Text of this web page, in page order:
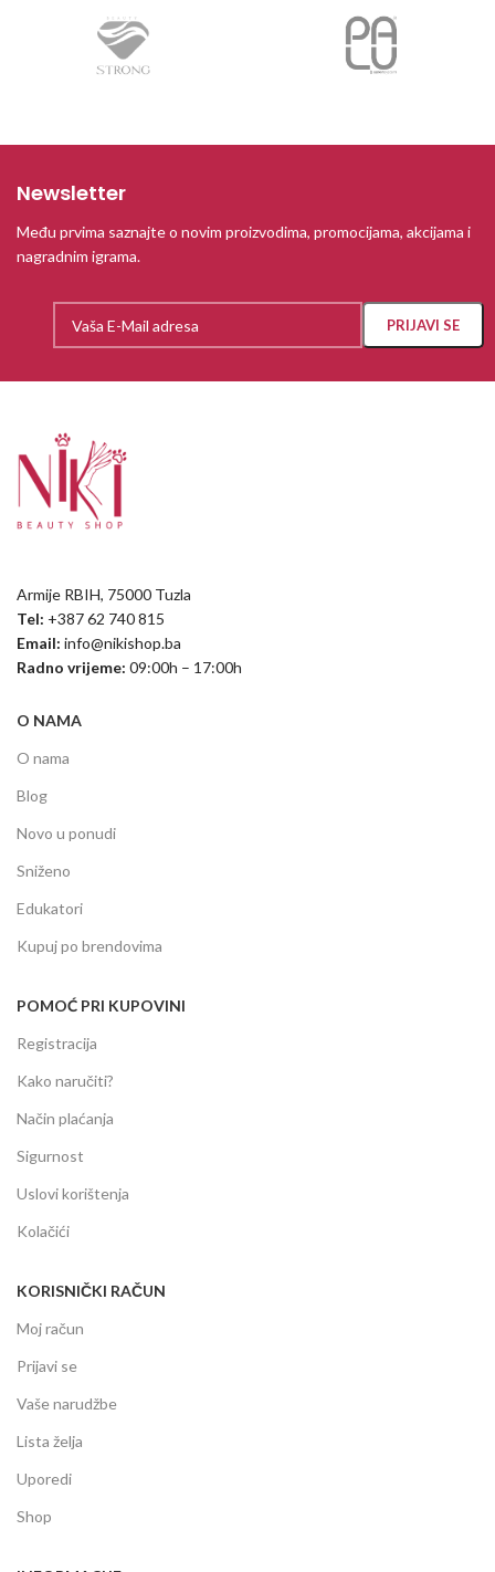
Newsletter
Među prvima saznajte o novim proizvodima, promocijama, akcijama i
nagradnim igrama.
Armije RBIH, 75000 Tuzla
Tel: +387 62 740 815
Email: info@nikishop.ba
Radno vrijeme: 09:00h – 17:00h
O NAMA
O nama
Blog
Novo u ponudi
Sniženo
Edukatori
Kupuj po brendovima
POMOĆ PRI KUPOVINI
Registracija
Kako naručiti?
Način plaćanja
Sigurnost
Uslovi korištenja
Kolačići
KORISNIČKI RAČUN
Moj račun
Prijavi se
Vaše narudžbe
Lista želja
Uporedi
Shop